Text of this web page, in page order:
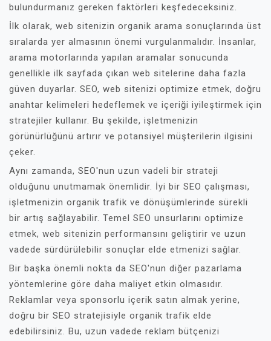
bulundurmanız gereken faktörleri keşfedeceksiniz.
İlk olarak, web sitenizin organik arama sonuçlarında üst
sıralarda yer almasının önemi vurgulanmalıdır. İnsanlar,
arama motorlarında yapılan aramalar sonucunda
genellikle ilk sayfada çıkan web sitelerine daha fazla
güven duyarlar. SEO, web sitenizi optimize etmek, doğru
anahtar kelimeleri hedeflemek ve içeriği iyileştirmek için
stratejiler kullanır. Bu şekilde, işletmenizin
görünürlüğünü artırır ve potansiyel müşterilerin ilgisini
çeker.
Aynı zamanda, SEO'nun uzun vadeli bir strateji
olduğunu unutmamak önemlidir. İyi bir SEO çalışması,
işletmenizin organik trafik ve dönüşümlerinde sürekli
bir artış sağlayabilir. Temel SEO unsurlarını optimize
etmek, web sitenizin performansını geliştirir ve uzun
vadede sürdürülebilir sonuçlar elde etmenizi sağlar.
Bir başka önemli nokta da SEO'nun diğer pazarlama
yöntemlerine göre daha maliyet etkin olmasıdır.
Reklamlar veya sponsorlu içerik satın almak yerine,
doğru bir SEO stratejisiyle organik trafik elde
edebilirsiniz. Bu, uzun vadede reklam bütçenizi